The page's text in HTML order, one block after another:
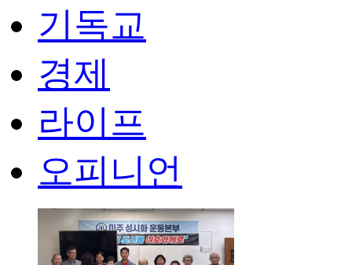
기독교
경제
라이프
오피니언